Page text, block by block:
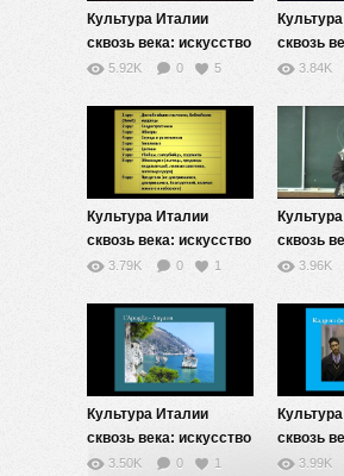
Культура Италии
сквозь века: искусство
жизни — 12
5.92K 0 5
сквозь
жизни —
3.84K
Культура Италии
сквозь века: искусство
жизни — 9
3.79K 0 1
сквозь
жизни —
3.96K
Культура Италии
сквозь века: искусство
жизни — 7
3.50K 0 1
сквозь
жизни —
3.99K